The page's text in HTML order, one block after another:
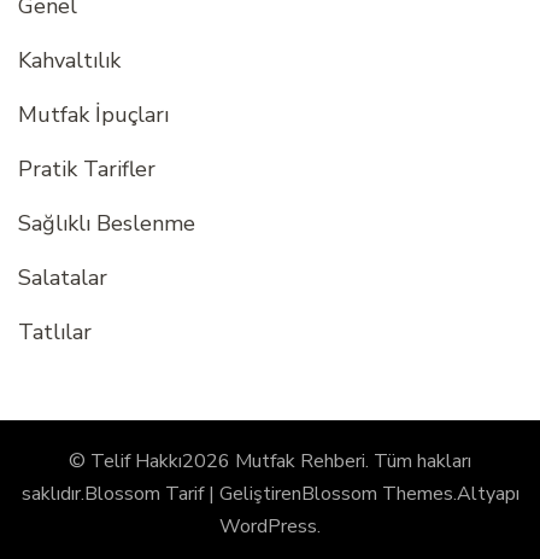
Genel
Kahvaltılık
Mutfak İpuçları
Pratik Tarifler
Sağlıklı Beslenme
Salatalar
Tatlılar
© Telif Hakkı2026 Mutfak Rehberi. Tüm hakları
saklıdır.Blossom Tarif | GeliştirenBlossom Themes.Altyapı
WordPress.